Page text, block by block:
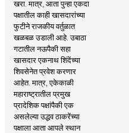
खरा. मात्र, आता पुन्हा एकदा
पक्षातील काही खासदारांच्या
फुटीने राजकीय वर्तुळात
खळबळ उडाली आहे. उबाठा
गटातील नऊपैकी सहा
खासदार एकनाथ शिंदेंच्या
शिवसेनेत प्रवेश करणार
आहेत. मात्र, एकेकाळी
महाराष्ट्रातील प्रमुख
प्रादेशिक पक्षांपैकी एक
असलेल्या उद्धव ठाकरेंच्या
पक्षाला आता आपले स्थान